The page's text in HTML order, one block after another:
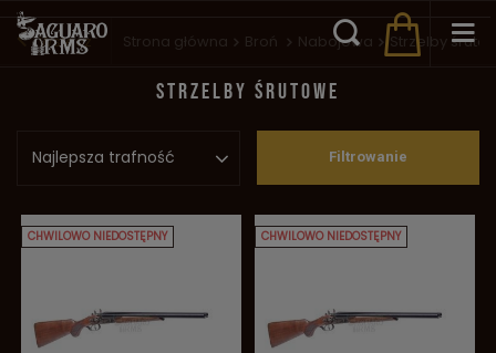
Wstecz Strona główna Broń Nabojowa Strzelby
STRZELBY ŚRUTOWE
Najlepsza trafność Filtrowanie
CHWILOWO NIEDOSTĘPNY CHWILOWO NIEDOSTĘPNY